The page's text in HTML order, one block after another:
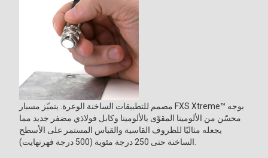
مصمم للتطبيقات الساخنة الوعرة. يتميّز مسبار FXS Xtreme™ بوجه
محسّن من الألومينا المقوّى بالألومينا وكابل فولاذي مضفر جديد مما
يجعله مثاليًا للظروف القاسية والقياس المستمر على الأسطح